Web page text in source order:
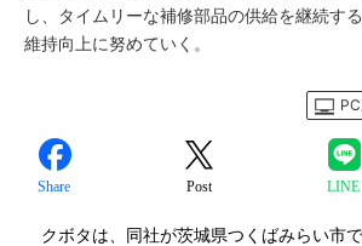
し、タイムリーな補修部品の供給を継続す
維持向上に努めていく。
Share Post LINE
クボタは、同社が茨城県つくばみらい市